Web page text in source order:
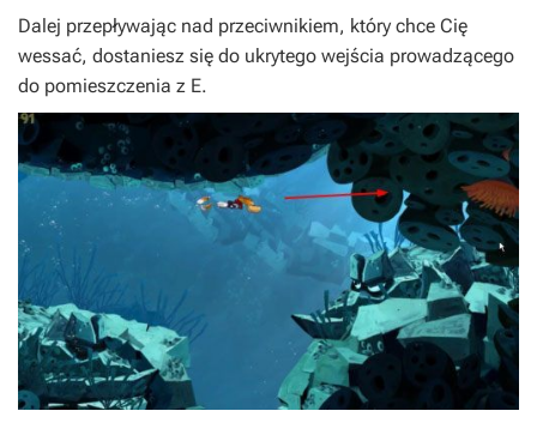
Dalej przepływając nad przeciwnikiem, który chce Cię
wessać, dostaniesz się do ukrytego wejścia prowadzącego
do pomieszczenia z E.